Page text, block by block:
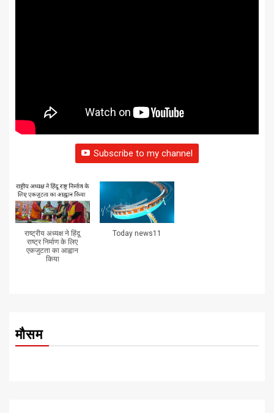
Subscribe to my channel
राष्ट्रीय अध्यक्ष ने हिंदू
राष्ट्र निर्माण के लिए
एकजुटता का आह्वान
किया
Today news11
मौसम